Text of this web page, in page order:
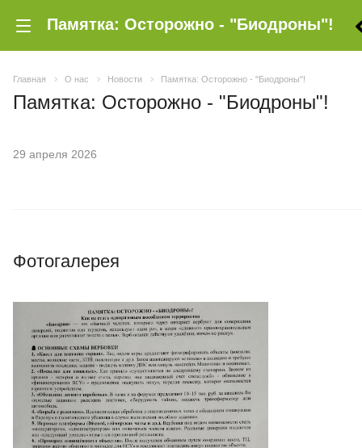
Памятка: Осторожно - "Биодроны"!
Главная О нас Новости Памятка: Осторожно - "Биодроны"!
Памятка: Осторожно - "Биодроны"!
29 апреля 2026
Фотогалерея